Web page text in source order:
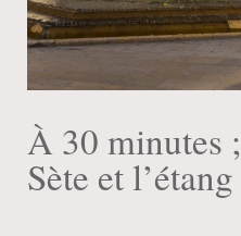
À 30 minutes
Sète et